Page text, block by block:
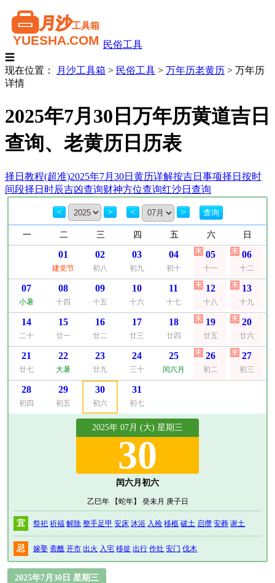
民俗工具
☰
现在位置：
月沙工具箱 > 民俗工具 > 万年历老黄历 > 万年历
详情
2025年7月30日万年历黄道吉日
查询、老黄历日历表
择日教程(超准)2025年7月30日黄历详解按吉日事项择日 按时
间段择日 时辰吉凶查询财神方位查询红沙日查询
< > < >
一 二 三 四 五 六 日
01
建党节
02
初八
03
初九
04
初十
05
十一
06
十二
07
小暑
08
十四
09
十五
10
十六
11
十七
12
十八
13
十九
14
二十
15
廿一
16
廿二
17
廿三
18
廿四
19
廿五
20
廿六
21
廿七
22
大暑
23
廿九
24
三十
25
闰六月
26
初二
27
初三
28
初四
29
初五
30
初六
31
初七
2025年 07月 (大) 星期三
30
闰六月初六
乙巳年 【蛇年】 癸未月 庚子日
宜 祭祀 祈福 解除 整手足甲 安床 沐浴 入殓 移柩 破土 启攒 安葬 谢土
忌 嫁娶 斋醮 开市 出火 入宅 移徙 出行 作灶 安门 伐木
2025年7月30日 星期三